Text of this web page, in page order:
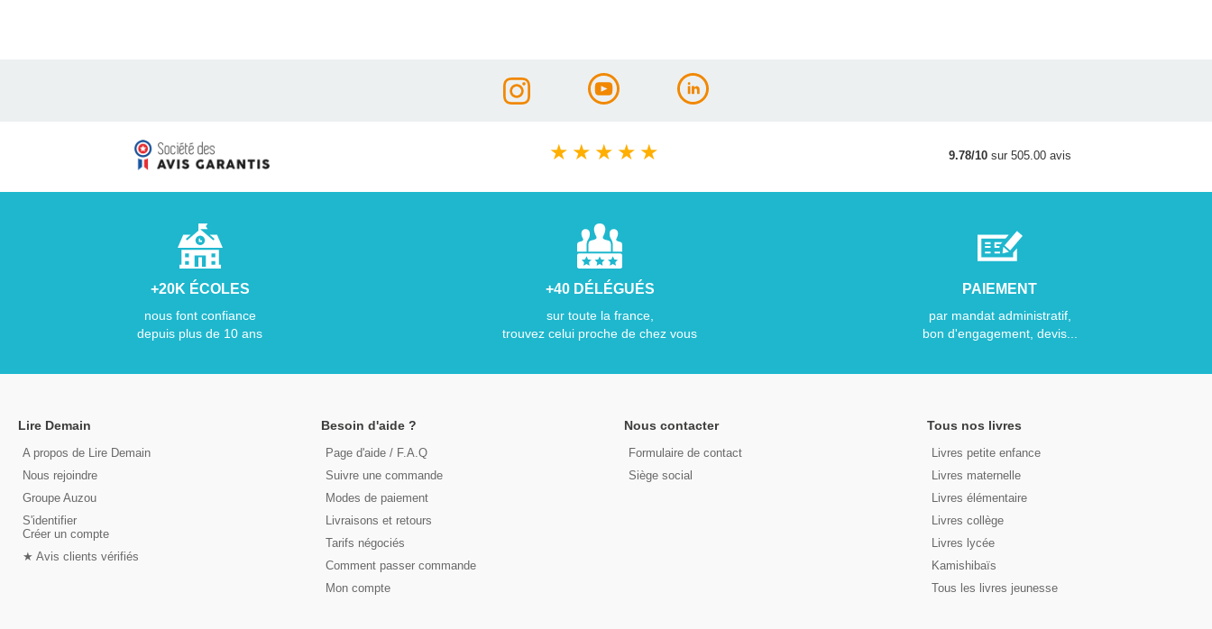
★ ★ ★ ★ ★ 9.78/10sur 505.00 avis
+20K ÉCOLES
nous font confiance
depuis plus de 10 ans
+40 DÉLÉGUÉS
sur toute la france,
trouvez celui proche de chez vous
PAIEMENT
par mandat administratif,
bon d'engagement, devis...
Lire Demain
A propos de Lire Demain
Nous rejoindre
Groupe Auzou
S'identifier
Créer un compte
★ Avis clients vérifiés
Besoin d'aide ?
Page d'aide / F.A.Q
Suivre une commande
Modes de paiement
Livraisons et retours
Tarifs négociés
Comment passer commande
Mon compte
Nous contacter
Formulaire de contact
Siège social
Tous nos livres
Livres petite enfance
Livres maternelle
Livres élémentaire
Livres collège
Livres lycée
Kamishibaïs
Tous les livres jeunesse